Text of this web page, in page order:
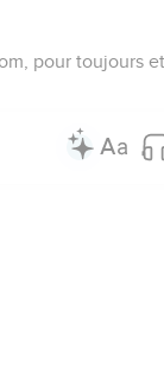
pour toujours